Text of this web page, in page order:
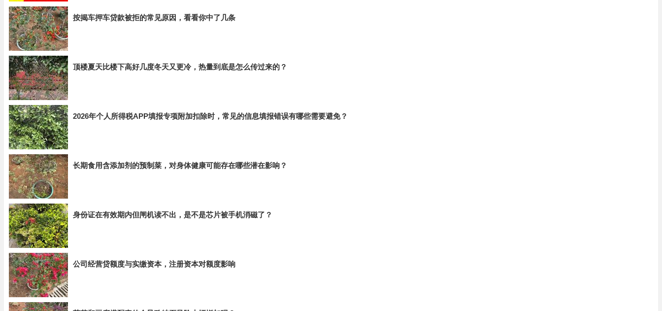
按揭车押车贷款被拒的常见原因，看看你中了几条
顶楼夏天比楼下高好几度冬天又更冷，热量到底是怎么传过来的？
2026年个人所得税APP填报专项附加扣除时，常见的信息填报错误有哪些需要避免？
长期食用含添加剂的预制菜，对身体健康可能存在哪些潜在影响？
身份证在有效期内但闸机读不出，是不是芯片被手机消磁了？
公司经营贷额度与实缴资本，注册资本对额度影响